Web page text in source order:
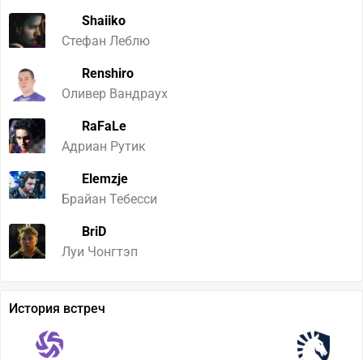
Shaiiko
Стефан Леблю
Renshiro
Оливер Вандраух
RaFaLe
Адриан Рутик
Elemzje
Брайан Тебесси
BriD
Луи Чонгтэп
История встреч